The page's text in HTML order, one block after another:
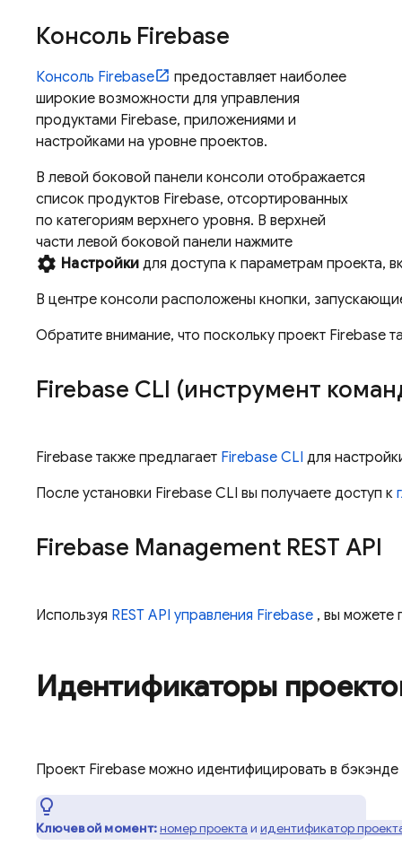
Консоль Firebase
Консоль Firebase
предоставляет наиболее
широкие возможности для управления
продуктами Firebase, приложениями и
настройками на уровне проектов.
В левой боковой панели консоли отображается
список продуктов Firebase, отсортированных
по категориям верхнего уровня. В верхней
части левой боковой панели нажмите
settings Настройки для доступа к параметрам проекта,
В центре консоли расположены кнопки,
Обратите внимание, что поскольку проект Firebase
Firebase CLI (инструмент
Firebase также предлагает Firebase CLI для
После установки Firebase CLI вы получаете доступ к
Firebase Management REST API
Используя REST API управления Firebase , вы можете
Идентификаторы
Проект Firebase можно идентифицировать в
Ключевой момент:номер проекта и идентификатор